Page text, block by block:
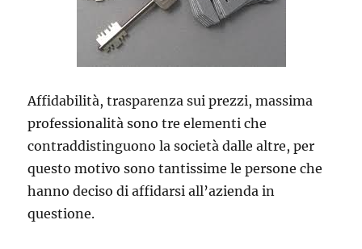
Affidabilità, trasparenza sui prezzi, massima
professionalità sono tre elementi che
contraddistinguono la società dalle altre, per
questo motivo sono tantissime le persone che
hanno deciso di affidarsi all’azienda in
questione.